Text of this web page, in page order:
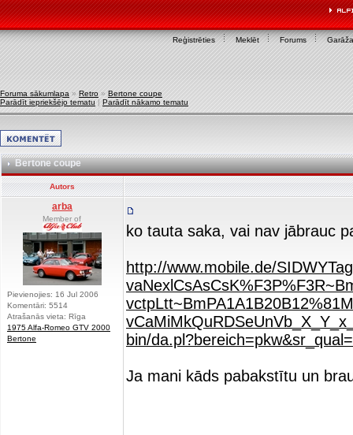
Reģistrēties Meklēt Forums Garāža
Foruma sākumlapa » Retro » Bertone coupe
Parādīt iepriekšējo tematu | Parādīt nākamo tematu
Bertone coupe
Autors
arba
Member of
Pievienojies: 16 Jul 2006
Komentāri: 5514
Atrašanās vieta: Rīga
1975 Alfa-Romeo GTV 2000
Bertone
ko tauta saka, vai nav jābrauc
http://www.mobile.de/
bin/
Ja mani kāds pabakstītu un